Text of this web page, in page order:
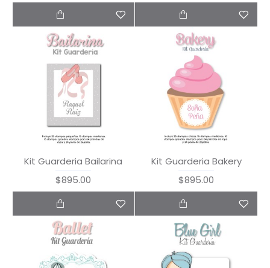
Kit Guarderia Bailarina
$895.00
Kit Guarderia Bakery
$895.00